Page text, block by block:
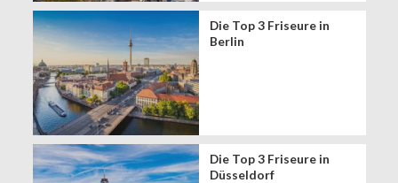
Die Top 3 Friseure in
Berlin
Die Top 3 Friseure in
Düsseldorf